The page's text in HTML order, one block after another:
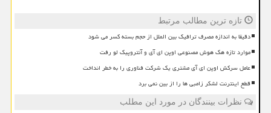
تازه ترین مطالب مرتبط
دقیقا به اندازه مصرف ترافیک بین الملل از حجم بسته کسر می شود
موارد تازه هک هوش مصنوعی اوپن ای آی و آنتروپیک لو رفت
عامل سرکش اوپن ای آی مشتری یک شرکت فناوری را به خطر انداخت
قطع اینترنت لشکر زامبی ها را از بین نمی برد
نظرات بینندگان در مورد این مطلب